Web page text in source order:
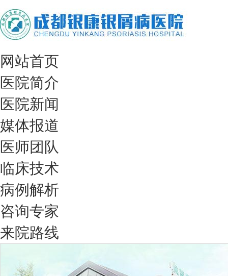
网站首页
医院简介
医院新闻
媒体报道
医师团队
临床技术
病例解析
咨询专家
来院路线